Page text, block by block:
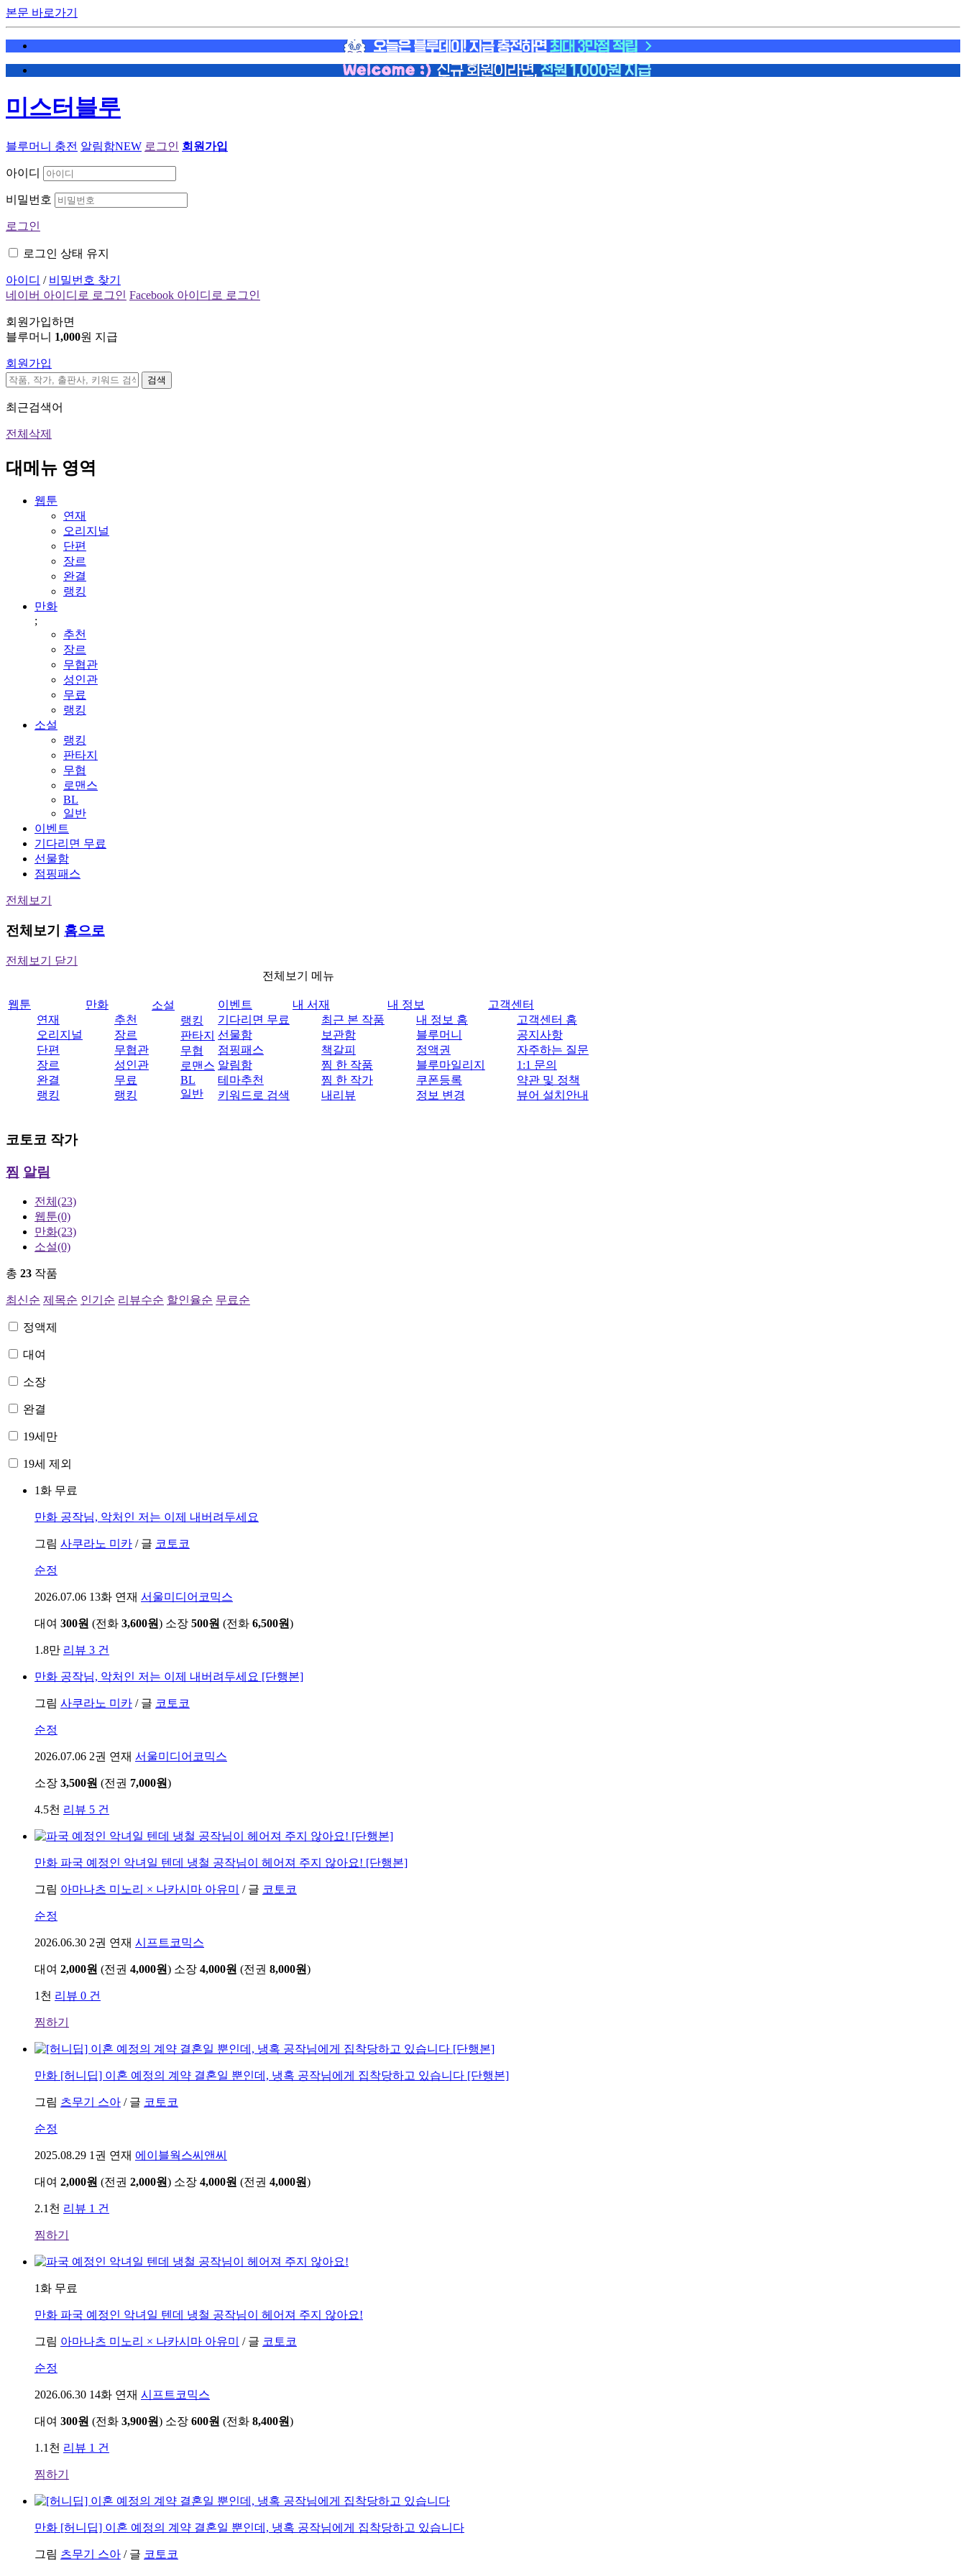
본문 바로가기
미스터블루
블루머니 충전 알림함NEW 로그인 회원가입
아이디
비밀번호
로그인
로그인 상태 유지
아이디 / 비밀번호 찾기
네이버 아이디로 로그인 Facebook 아이디로 로그인
회원가입하면
블루머니 1,000원 지급
회원가입
검색
최근검색어
전체삭제
대메뉴 영역
웹툰
연재
오리지널
단편
장르
완결
랭킹
만화
;
추천
장르
무협관
성인관
무료
랭킹
소설
랭킹
판타지
무협
로맨스
BL
일반
이벤트
기다리면 무료
선물함
점핑패스
전체보기
전체보기 홈으로
전체보기 닫기
전체보기 메뉴
웹툰
연재
오리지널
단편
장르
완결
랭킹
만화
추천
장르
무협관
성인관
무료
랭킹
소설
랭킹
판타지
무협
로맨스
BL
일반
이벤트
기다리면 무료
선물함
점핑패스
알림함
테마추천
키워드로 검색
내 서재
최근 본 작품
보관함
책갈피
찜 한 작품
찜 한 작가
내리뷰
내 정보
내 정보 홈
블루머니
정액권
블루마일리지
쿠폰등록
정보 변경
고객센터
고객센터 홈
공지사항
자주하는 질문
1:1 문의
약관 및 정책
뷰어 설치안내
코토코 작가
찜 알림
전체 (23)
웹툰(0)
만화(23)
소설(0)
총 23 작품
최신순 제목순 인기순 리뷰수순 할인율순 무료순
정액제
대여
소장
완결
19세만
19세 제외
1화 무료
만화 공작님, 악처인 저는 이제 내버려두세요
그림 사쿠라노 미카 / 글 코토코
순정
2026.07.06 13화 연재 서울미디어코믹스
대여 300원 (전화 3,600원) 소장 500원 (전화 6,500원)
1.8만 리뷰 3 건
만화 공작님, 악처인 저는 이제 내버려두세요 [단행본]
그림 사쿠라노 미카 / 글 코토코
순정
2026.07.06 2권 연재 서울미디어코믹스
소장 3,500원 (전권 7,000원)
4.5천 리뷰 5 건
만화 파국 예정인 악녀일 텐데 냉철 공작님이 헤어져 주지 않아요! [단행본]
그림 아마나츠 미노리 × 나카시마 아유미 / 글 코토코
순정
2026.06.30 2권 연재 시프트코믹스
대여 2,000원 (전권 4,000원) 소장 4,000원 (전권 8,000원)
1천 리뷰 0 건
찜하기
만화 [허니딥] 이혼 예정의 계약 결혼일 뿐인데, 냉혹 공작님에게 집착당하고 있습니다 [단행본]
그림 츠무기 스아 / 글 코토코
순정
2025.08.29 1권 연재 에이블웍스씨앤씨
대여 2,000원 (전권 2,000원) 소장 4,000원 (전권 4,000원)
2.1천 리뷰 1 건
찜하기
1화 무료
만화 파국 예정인 악녀일 텐데 냉철 공작님이 헤어져 주지 않아요!
그림 아마나츠 미노리 × 나카시마 아유미 / 글 코토코
순정
2026.06.30 14화 연재 시프트코믹스
대여 300원 (전화 3,900원) 소장 600원 (전화 8,400원)
1.1천 리뷰 1 건
찜하기
만화 [허니딥] 이혼 예정의 계약 결혼일 뿐인데, 냉혹 공작님에게 집착당하고 있습니다
그림 츠무기 스아 / 글 코토코